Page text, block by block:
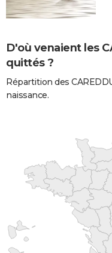
D'où venaient les
quittés ?
Répartition des
naissance.